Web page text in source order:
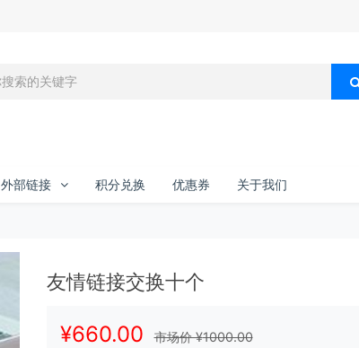
外部链接 积分兑换 优惠券 关于我们
友情链接交换十个
¥660.00 市场价 ¥1000.00